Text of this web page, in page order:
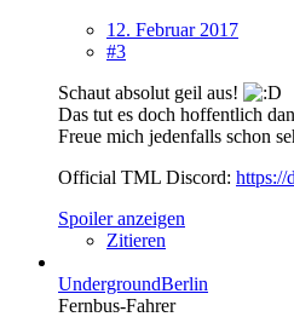
12. Februar 2017
#3
Schaut absolut geil aus!
Das tut es doch hoffentlich
Freue mich jedenfalls schon
Official TML Discord: https://
Spoiler anzeigen
Zitieren
UndergroundBerlin
Fernbus-Fahrer